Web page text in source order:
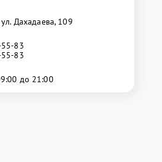
Дахадаева, 109
83
83
до 21:00